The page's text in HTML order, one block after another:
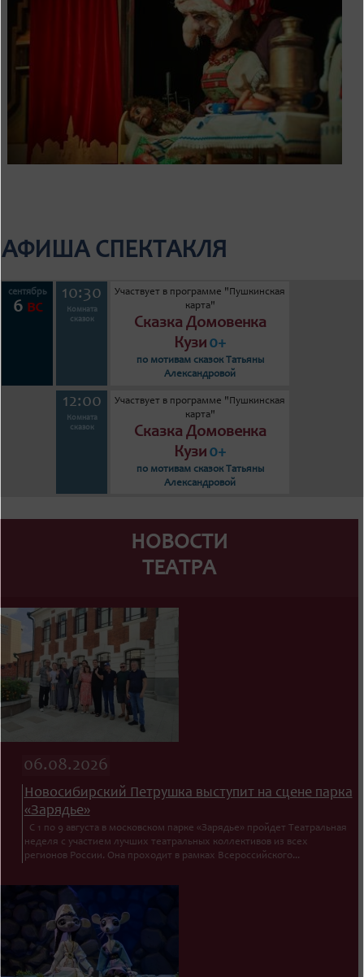
НОВОСТИ
ТЕАТРА
06.08.2026
Новосибирский Петрушка выступит на сцене парка
«Зарядье»
С 1 по 9 августа в московском парке «Зарядье» пройдет Театральная
неделя с участием лучших театральных коллективов из всех
регионов России. Она проходит в рамках Всероссийского...
АФИША СПЕКТАКЛЯ
сентябрь
6вс
10:30
Комната
сказок
Участвует в программе "Пушкинская
карта"
Сказка Домовенка
Кузи0+
по мотивам сказок Татьяны
Александровой
12:00
Комната
сказок
Участвует в программе "Пушкинская
карта"
Сказка Домовенка
Кузи0+
по мотивам сказок Татьяны
Александровой